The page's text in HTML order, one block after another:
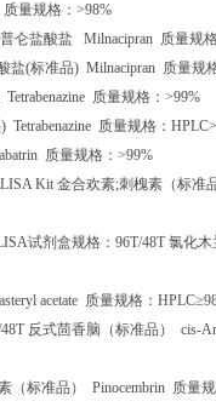
质量规格： >98%
仑盐酸盐 Milnacipran 质量规
盐(标准品) Milnacipran 质量规
Tetrabenazine 质量规格： >99%
) Tetrabenazine 质量规格：
质量规格： >99%
Kit 金合欢素;刺槐素（标准品
试剂盒规格： 96T/48T 氯化木
acetate 质量规格： HPLC≥
反式茴香脑（标准品） cis-
（标准品） Pinocembrin 质量规